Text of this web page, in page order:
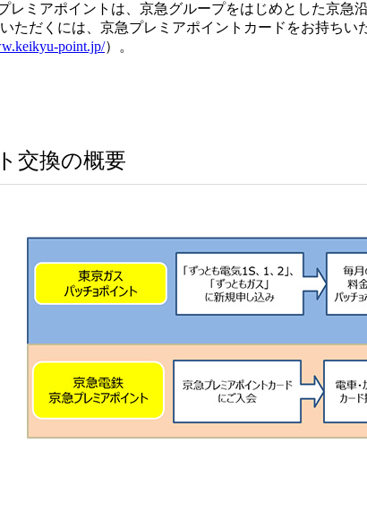
レミアポイントは、京急グループをはじめとした京急
ただくには、京急プレミアポイントカードをお持ち
point.jp/）。
交換の概要